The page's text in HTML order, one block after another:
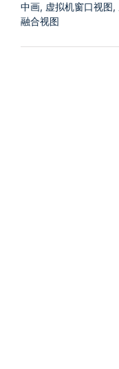
中画, 虚拟机窗口视图,
融合视图